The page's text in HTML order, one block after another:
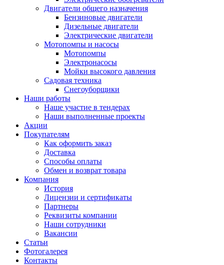
Двигатели общего назначения
Бензиновые двигатели
Дизельные двигатели
Электрические двигатели
Мотопомпы и насосы
Мотопомпы
Электронасосы
Мойки высокого давления
Садовая техника
Снегоуборщики
Наши работы
Наше участие в тендерах
Наши выполненные проекты
Акции
Покупателям
Как оформить заказ
Доставка
Способы оплаты
Обмен и возврат товара
Компания
История
Лицензии и сертификаты
Партнеры
Реквизиты компании
Наши сотрудники
Вакансии
Статьи
Фотогалерея
Контакты